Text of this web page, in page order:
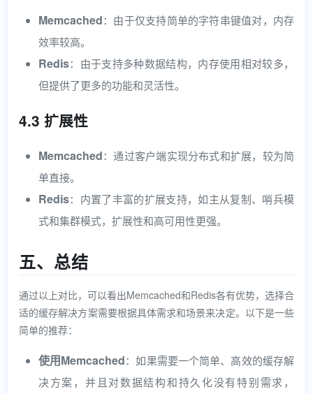
Memcached：由于仅支持简单的字符串键值对，内存
效率较高。
Redis：由于支持多种数据结构，内存使用相对较多，
但提供了更多的功能和灵活性。
4.3 扩展性
Memcached：通过客户端实现分布式和扩展，较为简
单直接。
Redis：内置了丰富的扩展支持，如主从复制、哨兵模
式和集群模式，扩展性和高可用性更强。
五、总结
通过以上对比，可以看出Memcached和Redis各有优势，选择合
适的缓存解决方案需要根据具体需求和场景来决定。以下是一些
简单的推荐：
使用Memcached：如果需要一个简单、高效的缓存解
决方案，并且对数据结构和持久化没有特别需求，